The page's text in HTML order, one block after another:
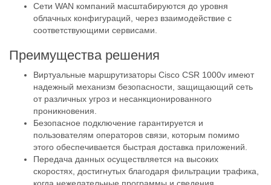
Сети WAN компаний масштабируются до уровня
облачных конфигураций, через взаимодействие с
соответствующими сервисами.
Преимущества решения
Виртуальные маршрутизаторы Cisco CSR 1000v имеют
надежный механизм безопасности, защищающий сеть
от различных угроз и несанкционированного
проникновения.
Безопасное подключение гарантируется и
пользователям операторов связи, которым помимо
этого обеспечивается быстрая доставка приложений.
Передача данных осуществляется на высоких
скоростях, достигнутых благодаря фильтрации трафика,